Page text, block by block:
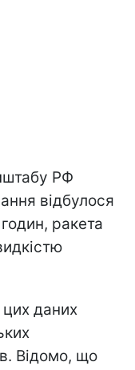
РФ
відбулося
ракета
даних
Відомо, що